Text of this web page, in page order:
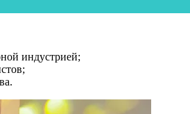
индустрией;